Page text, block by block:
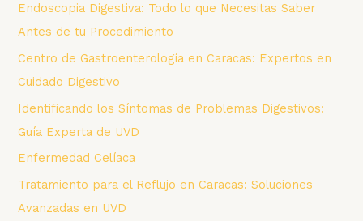
o
r
í
a
s
Endoscopia Digestiva: Todo lo que Necesitas Saber
Antes de tu Procedimiento
Centro de Gastroenterología en Caracas: Expertos en
Cuidado Digestivo
Identificando los Síntomas de Problemas Digestivos:
Guía Experta de UVD
Enfermedad Celíaca
Tratamiento para el Reflujo en Caracas: Soluciones
Avanzadas en UVD